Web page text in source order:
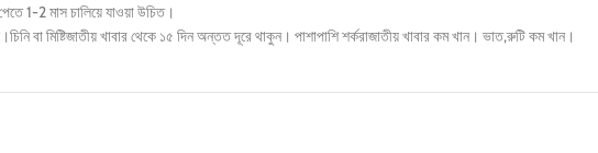
1-2 মাস চালিয়ে যাওয়া উচিত।
বা মিষ্টিজাতীয় খাবার থেকে ১৫ দিন অন্তত দূরে থাকুন। পাশাপাশি শর্করাজাতীয় খাবার কম খান। ভাত,রুটি কম খান।